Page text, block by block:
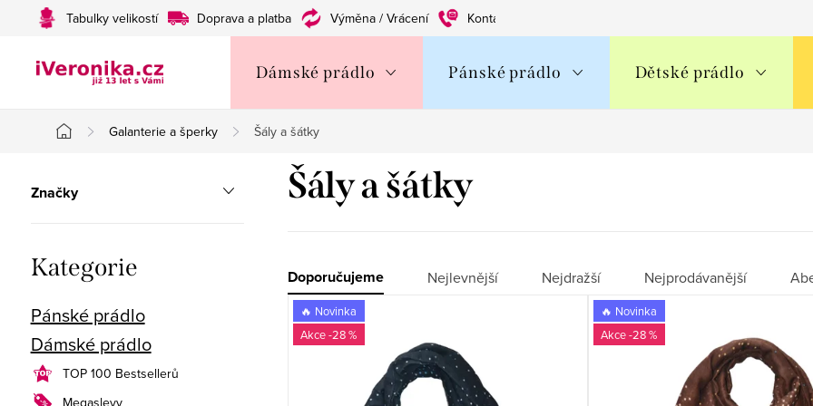
Tabulky velikostí Doprava a platba Výměna / Vrácení Kontakty
Dámské prádlo Pánské prádlo Dětské prádlo
Domů
Galanterie a šperky Šály a šátky
P
s
t
r
a
n
Značky
Přeskočit
kategorie
Kategorie
Pánské prádlo
Dámské prádlo
TOP 100 Bestsellerů
Megaslevy
Šály a šátky
Ř
a
z
Doporučujeme Nejlevnější Nejdražší Nejprodávanější
V
ý
🔥 Novinka
-28 %
🔥 Novinka
-28 %